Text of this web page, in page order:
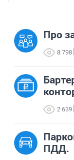
Про
8 798
2 639
ПДД.